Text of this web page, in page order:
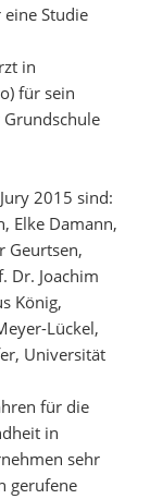
Studie
in
für sein
2015 sind:
Elke Damann,
Geurtsen,
Dr. Joachim
König,
Lückel,
Universität
für die
in
sehr
gerufene